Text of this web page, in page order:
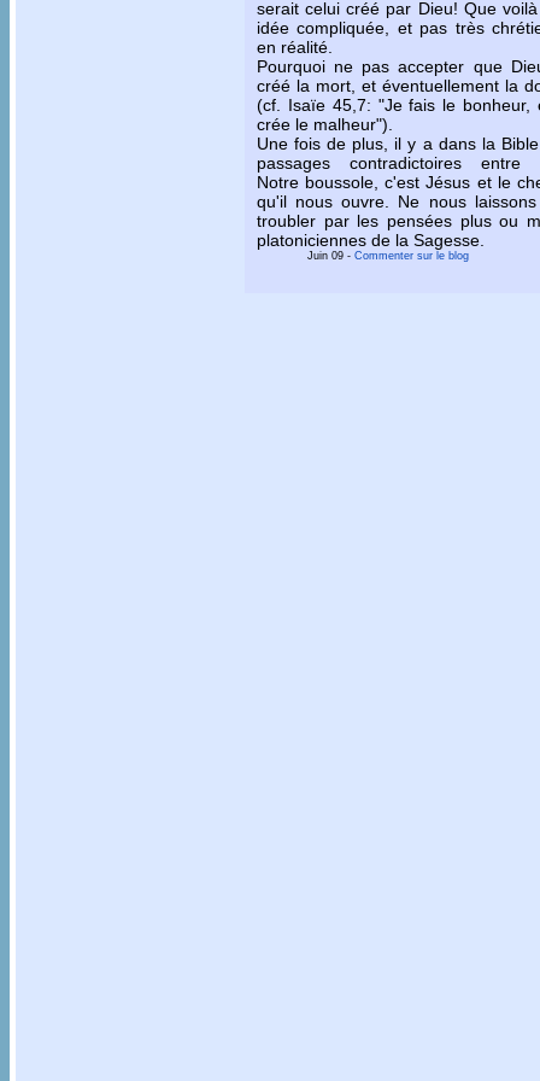
serait celui créé par Dieu! Que
idée compliquée, et pas très
en réalité.
Pourquoi ne pas accepter que
créé la mort, et éventuellement la
(cf. Isaïe 45,7: "Je fais le bonheur,
crée le malheur").
Une fois de plus, il y a dans la
passages contradictoires entre
Notre boussole, c'est Jésus et le
qu'il nous ouvre. Ne nous
troubler par les pensées plus ou
platoniciennes de la Sagesse.
Juin 09 - Commenter sur le blog